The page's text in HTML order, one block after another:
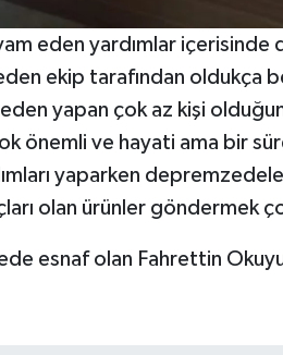
eden yardımlar içerisinde
ekip tarafından oldukça
yapan çok az kişi
önemli ve hayati ama bir
yaparken
olan ürünler göndermek
esnaf olan Fahrettin